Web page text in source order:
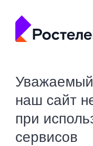
Уважаемый
наш сайт
при
сервисов